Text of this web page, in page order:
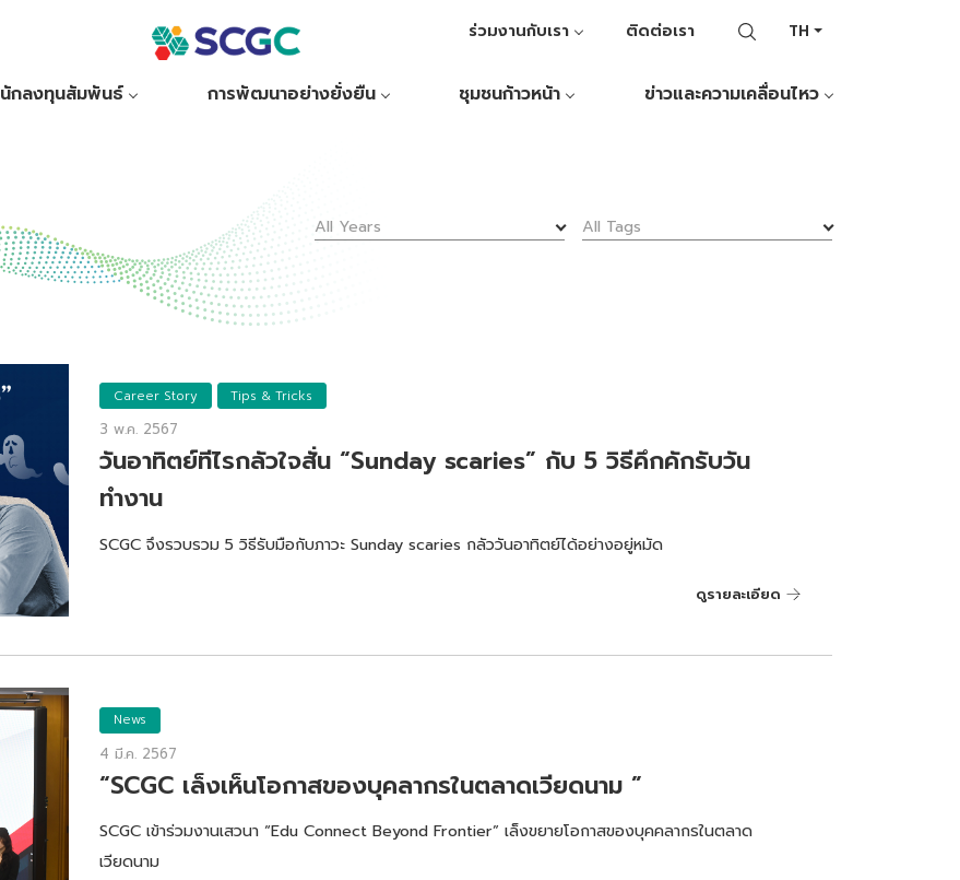
TH
ร่วมงานกับเรา ติดต่อเรา
นักลงทุนสัมพันธ์ การพัฒนาอย่างยั่งยืน ชุมชนก้าวหน้า ข่าวและความเคลื่อนไหว
All Years All Tags
Career Story Tips & Tricks
3 พ.ค. 2567
วันอาทิตย์ทีไรกลัวใจสั่น “Sunday scaries” กับ 5 วิธีคึกคักรับวัน
ทำงาน
SCGC จึงรวบรวม 5 วิธีรับมือกับภาวะ Sunday scaries กลัววันอาทิตย์ได้อย่างอยู่หมัด
ดูรายละเอียด
News
4 มี.ค. 2567
“SCGC เล็งเห็นโอกาสของบุคลากรในตลาดเวียดนาม ”
SCGC เข้าร่วมงานเสวนา “Edu Connect Beyond Frontier” เล็งขยายโอกาสของบุคคลากรในตลาด
เวียดนาม